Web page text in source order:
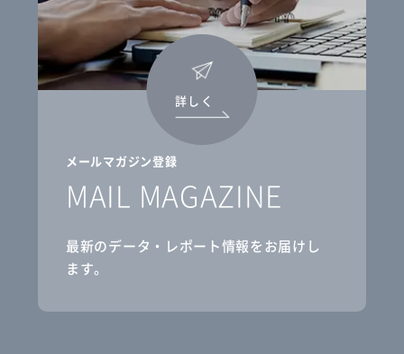
メールマガジン登録
MAIL MAGAZINE
最新のデータ・レポート情報をお届けし
ます。
詳しく